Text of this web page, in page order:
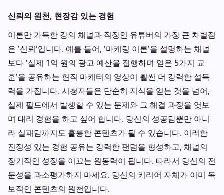
신뢰의 원천, 현장감 있는 경험
이론만 가득한 강의 채널과 직장인 유튜버의 가장 큰 차별점
은 '신뢰'입니다. 예를 들어, '마케팅 이론'을 설명하는 채널
보다 '실제 1억 원의 광고 예산을 집행하며 얻은 5가지 교
훈'을 공유하는 현직 마케터의 영상이 훨씬 더 강력한 설득
력을 가집니다. 시청자들은 단순히 지식을 얻는 것을 넘어,
실제 필드에서 발생할 수 있는 문제와 그 해결 과정을 엿보
며 대리 경험을 하고 싶어 합니다. 당신의 성공담뿐만 아니
라 실패담까지도 훌륭한 콘텐츠가 될 수 있습니다. 이러한
진정성 있는 경험 공유는 강력한 팬덤을 형성하고, 채널의
장기적인 성장을 이끄는 원동력이 됩니다. 따라서 당신의 전
문성을 과소평가하지 마세요. 당신의 커리어 자체가 이미 독
보적인 콘텐츠의 원천입니다.